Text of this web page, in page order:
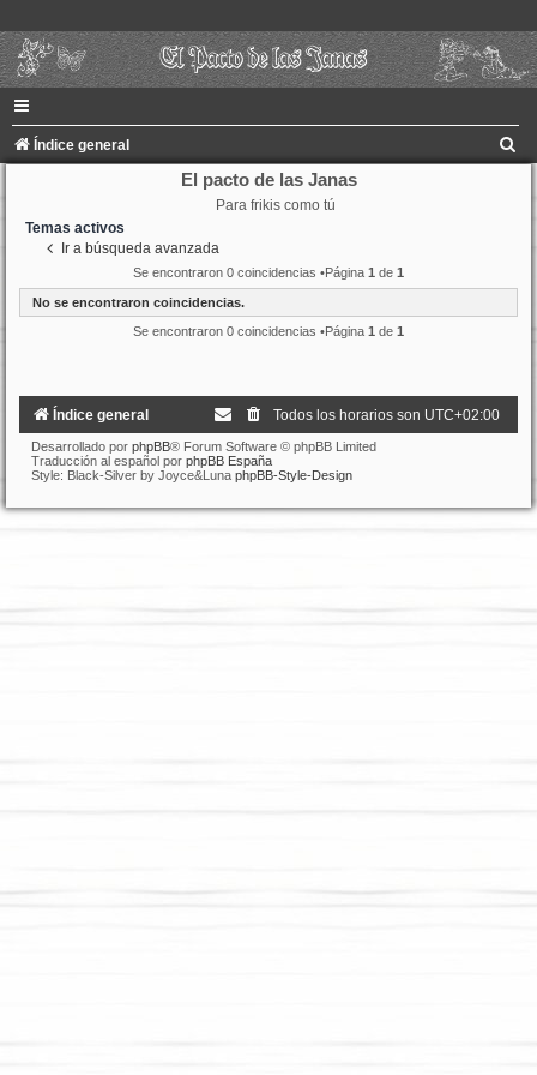
Índice general
El pacto de las Janas
Para frikis como tú
Temas activos
Ir a búsqueda avanzada
Se encontraron 0 coincidencias •Página 1 de 1
No se encontraron coincidencias.
Se encontraron 0 coincidencias •Página 1 de 1
Índice general Todos los horarios son UTC+02:00
Desarrollado por phpBB® Forum Software © phpBB Limited
Traducción al español por phpBB España
Style: Black-Silver by Joyce&Luna phpBB-Style-Design